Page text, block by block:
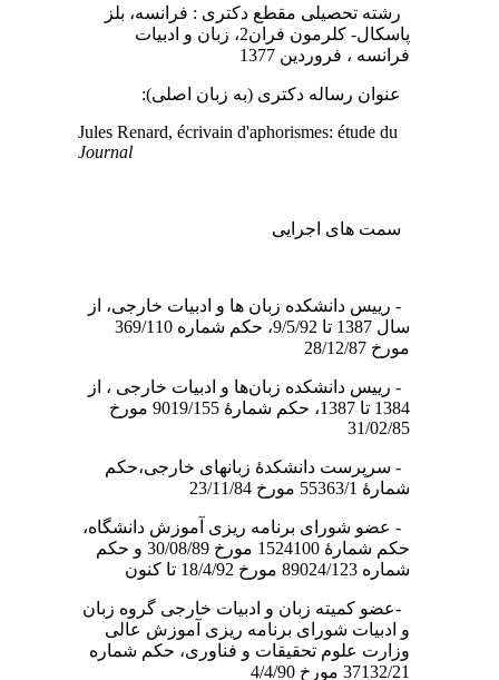
رشته تحصیلی مقطع دکتری : فرانسه، بلز
پاسکال- کلرمون فران2، زبان و ادبیات
فرانسه ، فروردین 1377
عنوان رساله دکتری (به زبان اصلی):
Journal
سمت های اجرایی
- رییس دانشکده زبان ها و ادبیات خارجی، از
سال 1387 تا 9/5/92، حکم شماره 369/110
مورخ 28/12/87
- رییس دانشکده زبان‌ها و ادبیات خارجی ، از
1384 تا 1387، حکم شمارۀ 9019/155 مورخ
31/02/85
- سرپرست دانشکدۀ زبانهای خارجی،حکم
شمارۀ 55363/1 مورخ 23/11/84
- عضو شورای برنامه ریزی آموزش دانشگاه،
حکم شمارۀ 1524100 مورخ 30/08/89 و حکم
شماره 89024/123 مورخ 18/4/92 تا کنون
-عضو کمیته زبان و ادبیات خارجی گروه زبان
و ادبیات شورای برنامه ریزی آموزش عالی
وزارت علوم تحقیقات و فناوری، حکم شماره
37132/21 مورخ 4/4/90